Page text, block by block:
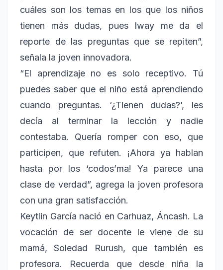
cuáles son los temas en los que los niños
tienen más dudas, pues Iway me da el
reporte de las preguntas que se repiten”,
señala la joven innovadora.
“El aprendizaje no es solo receptivo. Tú
puedes saber que el niño está aprendiendo
cuando preguntas. ‘¿Tienen dudas?’, les
decía al terminar la lección y nadie
contestaba. Quería romper con eso, que
participen, que refuten. ¡Ahora ya hablan
hasta por los ‘codos’ma! Ya parece una
clase de verdad”, agrega la joven profesora
con una gran satisfacción.
Keytlin García nació en Carhuaz, Áncash. La
vocación de ser docente le viene de su
mamá, Soledad Rurush, que también es
profesora. Recuerda que desde niña la